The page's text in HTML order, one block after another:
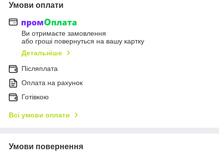
Умови оплати
Ви отримаєте замовлення
або гроші повернуться на вашу картку
Детальніше
Післяплата
Оплата на рахунок
Готівкою
Всі умови оплати
Умови повернення